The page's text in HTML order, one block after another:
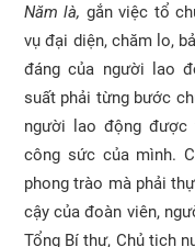
Năm là, gắn việc tổ
vụ đại diện, chăm lo,
đáng của người lao
suất phải từng bước
người lao động được
công sức của mình.
phong trào mà phải
cậy của đoàn viên,
Tổng Bí thư, Chủ tịch